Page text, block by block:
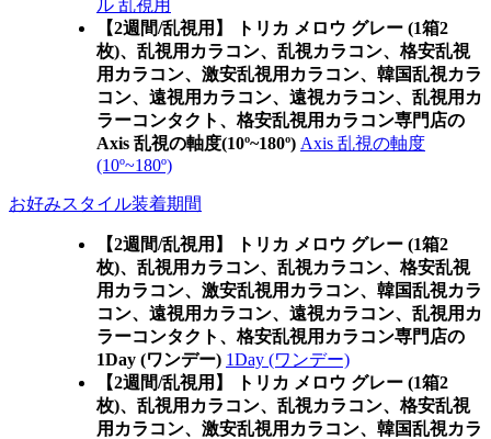
ル 乱視用
【2週間/乱視用】 トリカ メロウ グレー (1箱2
枚)、乱視用カラコン、乱視カラコン、格安乱視
用カラコン、激安乱視用カラコン、韓国乱視カラ
コン、遠視用カラコン、遠視カラコン、乱視用カ
ラーコンタクト、格安乱視用カラコン専門店の
Axis 乱視の軸度(10º~180º) Axis 乱視の軸度
(10º~180º)
お好みスタイル装着期間
【2週間/乱視用】 トリカ メロウ グレー (1箱2
枚)、乱視用カラコン、乱視カラコン、格安乱視
用カラコン、激安乱視用カラコン、韓国乱視カラ
コン、遠視用カラコン、遠視カラコン、乱視用カ
ラーコンタクト、格安乱視用カラコン専門店の
1Day (ワンデー) 1Day (ワンデー)
【2週間/乱視用】 トリカ メロウ グレー (1箱2
枚)、乱視用カラコン、乱視カラコン、格安乱視
用カラコン、激安乱視用カラコン、韓国乱視カラ